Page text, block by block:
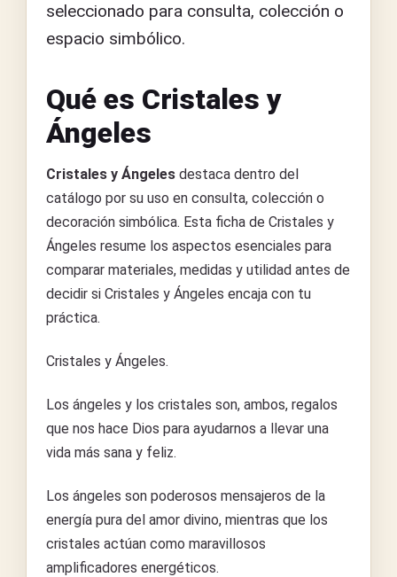
seleccionado para consulta, colección o
espacio simbólico.
Qué es Cristales y
Ángeles
Cristales y Ángeles destaca dentro del
catálogo por su uso en consulta, colección o
decoración simbólica. Esta ficha de Cristales y
Ángeles resume los aspectos esenciales para
comparar materiales, medidas y utilidad antes de
decidir si Cristales y Ángeles encaja con tu
práctica.
Cristales y Ángeles.
Los ángeles y los cristales son, ambos, regalos
que nos hace Dios para ayudarnos a llevar una
vida más sana y feliz.
Los ángeles son poderosos mensajeros de la
energía pura del amor divino, mientras que los
cristales actúan como maravillosos
amplificadores energéticos.